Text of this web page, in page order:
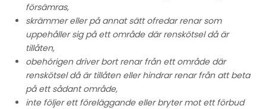
försämras,
skrämmer eller på annat sätt ofredar renar som
uppehåller sig på ett område där renskötsel då är
tillåten,
obehörigen driver bort renar från ett område där
renskötsel då är tillåten eller hindrar renar från att beta
på ett sådant område,
inte följer ett föreläggande eller bryter mot ett förbud